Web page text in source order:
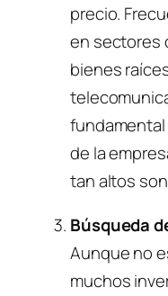
precio.
en sectores
bienes
fundamental
de la
tan altos
Búsqueda
Aunque no
muchos